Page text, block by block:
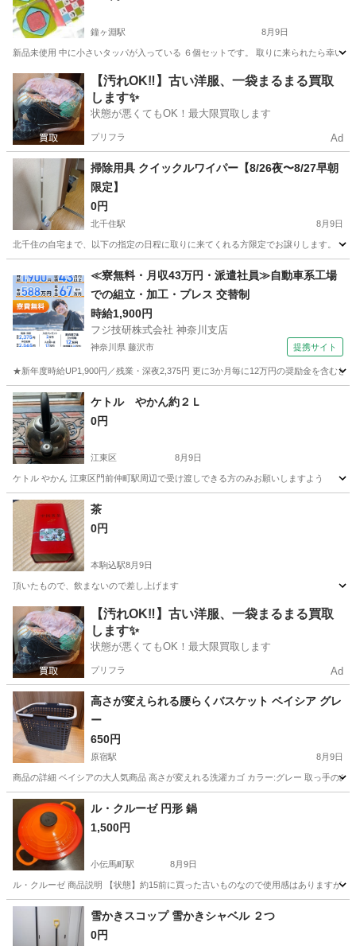
鐘ヶ淵駅 8月9日
新品未使用 中に小さいタッパが入っている ６個セットです。 取りに来られたら幸いで
東京 墨田区 鐘ヶ淵駅 生活雑貨 タッパーセット
【汚れOK‼️】古い洋服、一袋まるまる買取
します✨
状態が悪くてもOK！最大限買取します
プリフラ Ad
掃除用具 クイックルワイパー【8/26夜〜8/27早朝
限定】
0円
北千住駅 8月9日
北千住の自宅まで、以下の指定の日程に取りに来てくれる方限定でお譲りします。
北千住駅 掃除用具
≪寮無料・月収43万円・派遣社員≫自動車系工場
での組立・加工・プレス 交替制
時給1,900円
フジ技研株式会社 神奈川支店
神奈川県 藤沢市 提携サイト
★新年度時給UP1,900円／残業・深夜2,375円 更に3か月毎に12万円の奨励金を含む
神奈川 藤沢市 ケトル やかん約２Ｌ
0円
江東区 8月9日
ケトル やかん 江東区門前仲町駅周辺で受け渡しできる方のみお願いしますよう
東京 江東区 調理器具
茶
0円
本駒込駅8月9日
頂いたもので、飲まないので差し上げます
東京 文京区 本駒込駅 食器
【汚れOK‼️】古い洋服、一袋まるまる買取
します✨
状態が悪くてもOK！最大限買取します
プリフラ Ad
高さが変えられる腰らくバスケット ベイシア グレ
ー
650円
原宿駅 8月9日
商品の詳細 ベイシアの大人気商品 高さが変えれる洗濯カゴ カラー:グレー 取っ手の
東京 渋谷区 原宿駅 洗濯用品
ル・クルーゼ 円形 鍋
1,500円
小伝馬町駅 8月9日
ル・クルーゼ 商品説明 【状態】約15前に買った古いものなので使用感はありますが
東京 小伝馬町駅雪かきスコップ 雪かきシャベル ２つ
0円